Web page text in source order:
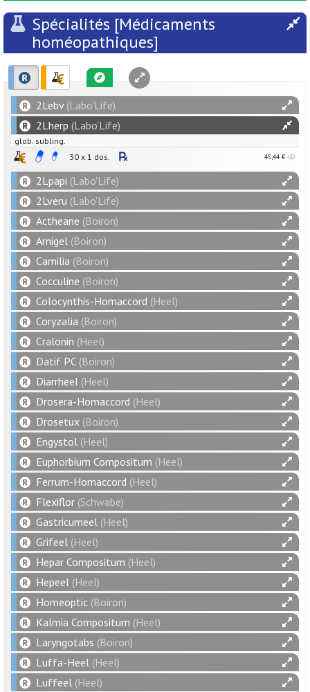
Spécialités [Médicaments
homéopathiques]
2Lebv(Labo'Life)
2Lherp (Labo'Life)
glob. subling.
30 x 1 dos.
45,44 €
2Lpapi (Labo'Life)
2Lveru (Labo'Life)
Actheane (Boiron)
Arnigel (Boiron)
Camilia (Boiron)
Cocculine (Boiron)
Colocynthis-Homaccord (Heel)
Coryzalia (Boiron)
Cralonin (Heel)
Datif PC (Boiron)
Diarrheel (Heel)
Drosera-Homaccord (Heel)
Drosetux (Boiron)
Engystol (Heel)
Euphorbium Compositum (Heel)
Ferrum-Homaccord (Heel)
Flexiflor (Schwabe)
Gastricumeel (Heel)
Grifeel (Heel)
Hepar Compositum (Heel)
Hepeel (Heel)
Homeoptic (Boiron)
Kalmia Compositum (Heel)
Laryngotabs (Boiron)
Luffa-Heel (Heel)
Luffeel (Heel)